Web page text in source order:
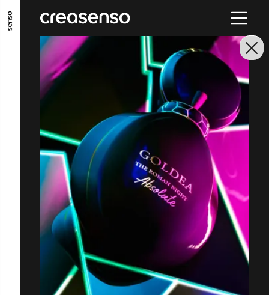
ALLER AU CONTENU PRINCIPAL
ALLER AU MENU PRINCIPAL
ALLER EN BAS DE PAGE